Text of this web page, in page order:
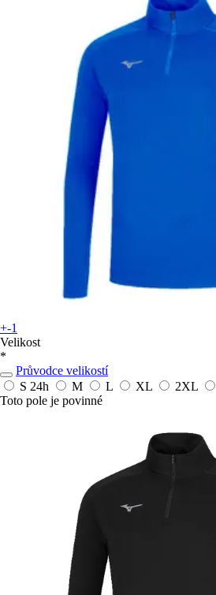
+-1
Velikost
*
Průvodce velikostí
S 24h M L XL 2XL
Toto pole je povinné